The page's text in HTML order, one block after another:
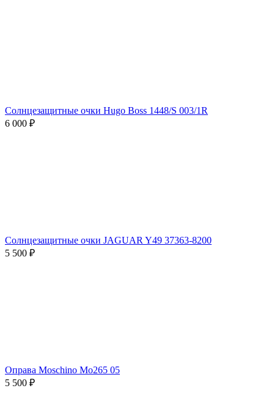
Солнцезащитные очки Hugo Boss 1448/S 003/1R
6 000 ₽
Солнцезащитные очки JAGUAR Y49 37363-8200
5 500 ₽
Оправа Moschino Mo265 05
5 500 ₽